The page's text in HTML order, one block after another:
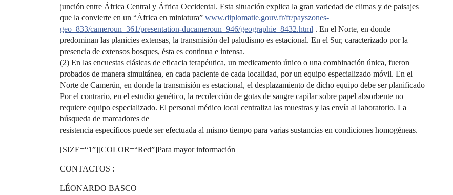
junción entre África Central y África Occidental. Esta situación explica la gran variedad de climas y de paisajes
que la convierte en un “África en miniatura” www.diplomatie.gouv.fr/fr/payszones-
geo_833/cameroun_361/presentation-ducameroun_946/geographie_8432.html . En el Norte, en donde
predominan las planicies extensas, la transmisión del paludismo es estacional. En el Sur, caracterizado por la
presencia de extensos bosques, ésta es continua e intensa.
(2) En las encuestas clásicas de eficacia terapéutica, un medicamento único o una combinación única, fueron
probados de manera simultánea, en cada paciente de cada localidad, por un equipo especializado móvil. En el
Norte de Camerún, en donde la transmisión es estacional, el desplazamiento de dicho equipo debe ser planificado
Por el contrario, en el estudio genético, la recolección de gotas de sangre capilar sobre papel absorbente no
requiere equipo especializado. El personal médico local centraliza las muestras y las envía al laboratorio. La
búsqueda de marcadores de
resistencia específicos puede ser efectuada al mismo tiempo para varias sustancias en condiciones homogéneas.
[SIZE=“1”][COLOR=“Red”]Para mayor información
CONTACTOS :
LÉONARDO BASCO